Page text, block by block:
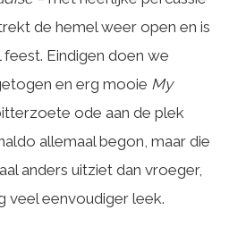
de hemel weer open en is
Eindigen doen we
en erg mooie My
ode aan de plek
allemaal begon, maar die
anders uitziet dan vroeger,
veel eenvoudiger leek.